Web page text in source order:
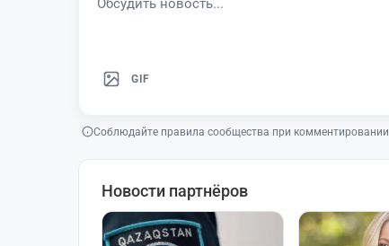
GIF
Соблюдайте правила сообщества при комментировании